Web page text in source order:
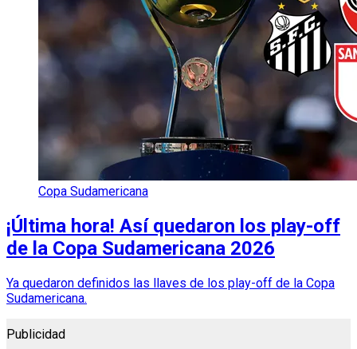
Copa Sudamericana
¡Última hora! Así quedaron los play-off
de la Copa Sudamericana 2026
Ya quedaron definidos las llaves de los play-off de la Copa
Sudamericana.
Publicidad